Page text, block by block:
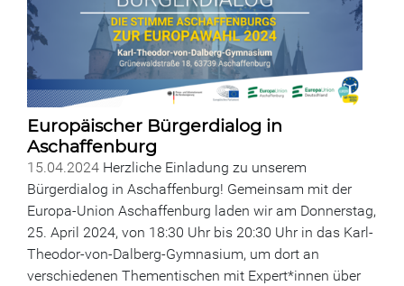
Europäischer Bürgerdialog in
Aschaffenburg
15.04.2024 Herzliche Einladung zu unserem
Bürgerdialog in Aschaffenburg! Gemeinsam mit der
Europa-Union Aschaffenburg laden wir am Donnerstag,
25. April 2024, von 18:30 Uhr bis 20:30 Uhr in das Karl-
Theodor-von-Dalberg-Gymnasium, um dort an
verschiedenen Thementischen mit Expert*innen über